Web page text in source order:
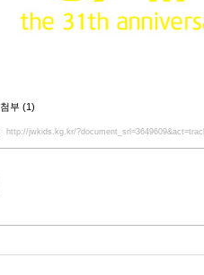
첨부 (1)
http://jwkids.kg.kr/